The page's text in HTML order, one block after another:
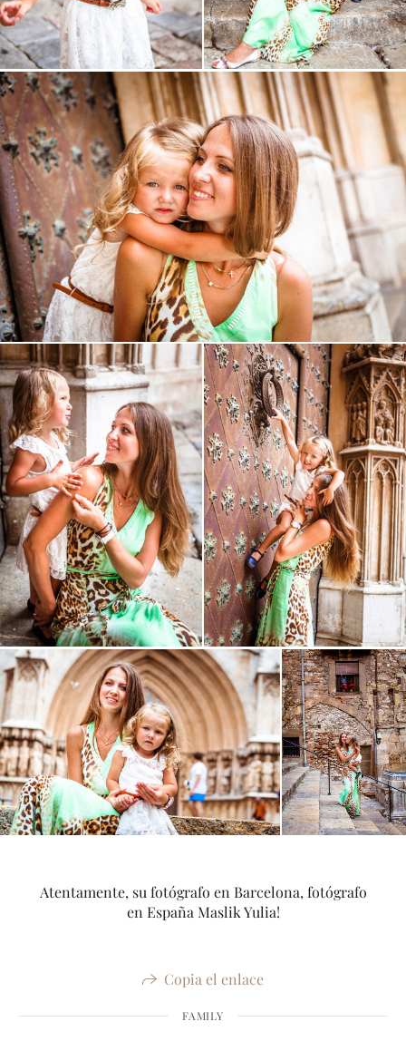
Atentamente, su fotógrafo en Barcelona, fotógrafo
en España Maslik Yulia!
Copia el enlace
FAMILY